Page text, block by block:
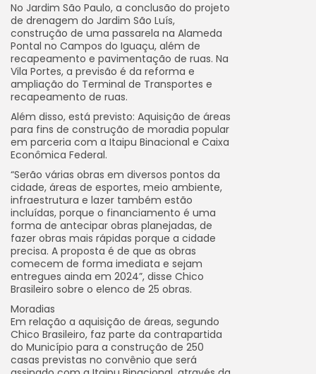
No Jardim São Paulo, a conclusão do projeto
de drenagem do Jardim São Luís,
construção de uma passarela na Alameda
Pontal no Campos do Iguaçu, além de
recapeamento e pavimentação de ruas. Na
Vila Portes, a previsão é da reforma e
ampliação do Terminal de Transportes e
recapeamento de ruas.
Além disso, está previsto: Aquisição de áreas
para fins de construção de moradia popular
em parceria com a Itaipu Binacional e Caixa
Econômica Federal.
“Serão várias obras em diversos pontos da
cidade, áreas de esportes, meio ambiente,
infraestrutura e lazer também estão
incluídas, porque o financiamento é uma
forma de antecipar obras planejadas, de
fazer obras mais rápidas porque a cidade
precisa. A proposta é de que as obras
comecem de forma imediata e sejam
entregues ainda em 2024”, disse Chico
Brasileiro sobre o elenco de 25 obras.
Moradias
Em relação a aquisição de áreas, segundo
Chico Brasileiro, faz parte da contrapartida
do Município para a construção de 250
casas previstas no convênio que será